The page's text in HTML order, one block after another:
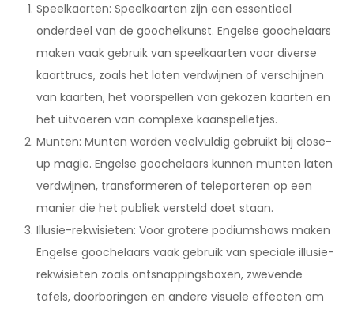
Speelkaarten: Speelkaarten zijn een essentieel
onderdeel van de goochelkunst. Engelse goochelaars
maken vaak gebruik van speelkaarten voor diverse
kaarttrucs, zoals het laten verdwijnen of verschijnen
van kaarten, het voorspellen van gekozen kaarten en
het uitvoeren van complexe kaanspelletjes.
Munten: Munten worden veelvuldig gebruikt bij close-
up magie. Engelse goochelaars kunnen munten laten
verdwijnen, transformeren of teleporteren op een
manier die het publiek versteld doet staan.
Illusie-rekwisieten: Voor grotere podiumshows maken
Engelse goochelaars vaak gebruik van speciale illusie-
rekwisieten zoals ontsnappingsboxen, zwevende
tafels, doorboringen en andere visuele effecten om